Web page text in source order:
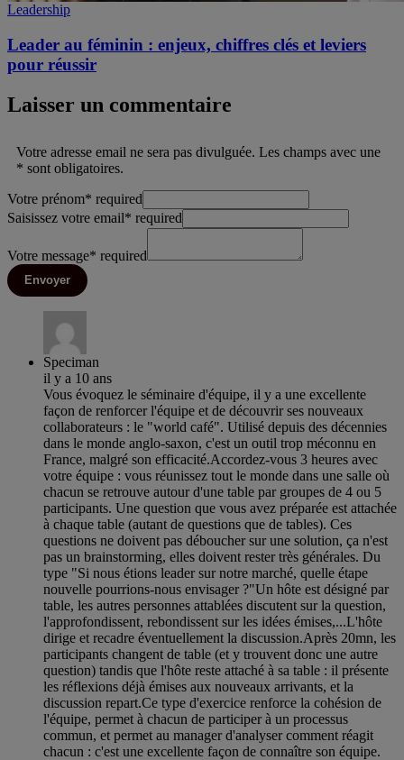
Leadership
Leader au féminin : enjeux, chiffres clés et leviers
pour réussir
Laisser un commentaire
Votre adresse email ne sera pas divulguée. Les champs avec une
* sont obligatoires.
Votre prénom* required
Saisissez votre email* required
Votre message* required
Envoyer
Speciman
il y a 10 ans
Vous évoquez le séminaire d'équipe, il y a une excellente
façon de renforcer l'équipe et de découvrir ses nouveaux
collaborateurs : le "world café". Utilisé depuis des décennies
dans le monde anglo-saxon, c'est un outil trop méconnu en
France, malgré son efficacité.Accordez-vous 3 heures avec
votre équipe : vous réunissez tout le monde dans une salle où
chacun se retrouve autour d'une table par groupes de 4 ou 5
participants. Une question que vous avez préparée est attachée
à chaque table (autant de questions que de tables). Ces
questions ne doivent pas déboucher sur une solution, ça n'est
pas un brainstorming, elles doivent rester très générales. Du
type "Si nous étions leader sur notre marché, quelle étape
nouvelle pourrions-nous envisager ?"Un hôte est désigné par
table, les autres personnes attablées discutent sur la question,
l'approfondissent, rebondissent sur les idées émises,...L'hôte
dirige et recadre éventuellement la discussion.Après 20mn, les
participants changent de table (et y trouvent donc une autre
question) tandis que l'hôte reste attaché à sa table : il présente
les réflexions déjà émises aux nouveaux arrivants, et la
discussion repart.Ce type d'exercice renforce la cohésion de
l'équipe, permet à chacun de participer à un processus
commun, et permet au manager d'analyser comment réagit
chacun : c'est une excellente façon de connaître son équipe.